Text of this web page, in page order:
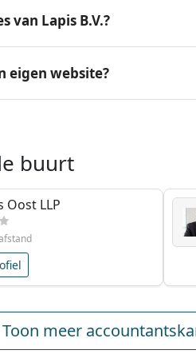
van Lapis B.V.?
eigen website?
buurt
Oost LLP
Toon meer